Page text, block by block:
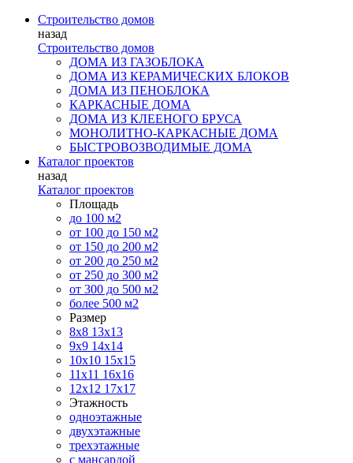
Строительство домов
назад
Строительство домов
ДОМА ИЗ ГАЗОБЛОКА
ДОМА ИЗ КЕРАМИЧЕСКИХ БЛОКОВ
ДОМА ИЗ ПЕНОБЛОКА
КАРКАСНЫЕ ДОМА
ДОМА ИЗ КЛЕЕНОГО БРУСА
МОНОЛИТНО-КАРКАСНЫЕ ДОМА
БЫСТРОВОЗВОДИМЫЕ ДОМА
Каталог проектов
назад
Каталог проектов
Площадь
до 100 м2
от 100 до 150 м2
от 150 до 200 м2
от 200 до 250 м2
от 250 до 300 м2
от 300 до 500 м2
более 500 м2
Размер
8х8 13х13
9х9 14х14
10х10 15х15
11x11 16х16
12х12 17х17
Этажность
одноэтажные
двухэтажные
трехэтажные
с мансардой